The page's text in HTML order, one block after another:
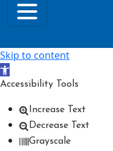
Skip to content
Open toolbar
Accessibility Tools
Increase Text
Decrease Text
Grayscale